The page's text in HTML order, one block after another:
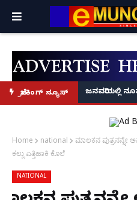
ಬ್ರೇಕಿಂಗ್ ನ್ಯೂಸ್
ಕಥೆ!
8 ಅಡಿಗೂ ಹೆಚ್ಚು ಉದ್ದದ ಕೂದಲು ಬೆಳೆಸಿ
ಜನವರಿಯಲ್ಲಿ
Home national
ಮಾಲಕನ ಪುತ್ರನನ್ನೇ
ಕಲ್ಲು ಎತ್ತಿಹಾಕಿ ಕೊಲೆ
NATIONAL